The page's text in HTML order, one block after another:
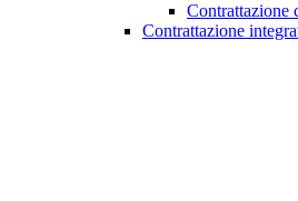
Contrattazione
Contrattazione